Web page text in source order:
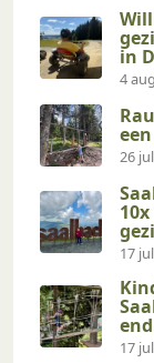
in
4
26
17
17